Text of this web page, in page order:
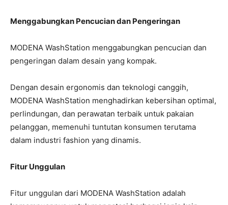
Menggabungkan Pencucian dan Pengeringan
MODENA WashStation menggabungkan pencucian dan
pengeringan dalam desain yang kompak.
Dengan desain ergonomis dan teknologi canggih,
MODENA WashStation menghadirkan kebersihan optimal,
perlindungan, dan perawatan terbaik untuk pakaian
pelanggan, memenuhi tuntutan konsumen terutama
dalam industri fashion yang dinamis.
Fitur Unggulan
Fitur unggulan dari MODENA WashStation adalah